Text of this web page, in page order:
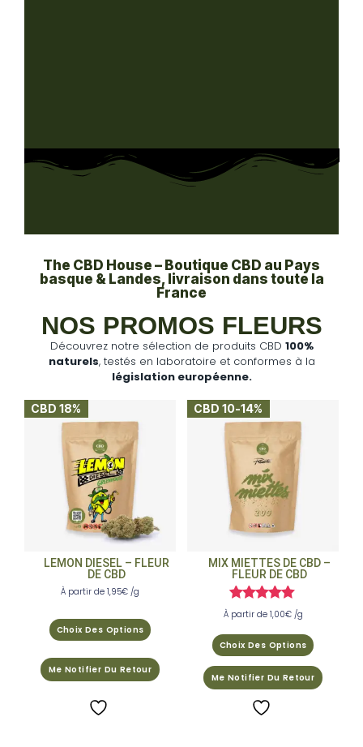
The CBD House – Boutique CBD au Pays
basque & Landes, livraison dans toute la
France
NOS PROMOS FLEURS
Découvrez notre sélection de produits CBD 100%
naturels, testés en laboratoire et conformes à la
législation européenne.
CBD 18%
LEMON DIESEL – FLEUR
DE CBD
À partir de 1,95€ /g
Choix Des Options
Me Notifier Du Retour
CBD 10-14%
MIX MIETTES DE CBD –
FLEUR DE CBD
Note
4.91
sur 5
À partir de 1,00€ /g
Choix Des Options
Me Notifier Du Retour